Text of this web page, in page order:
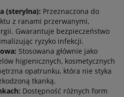
(sterylna): Przeznaczona do
z ranami przerwanymi,
Gwarantuje bezpieczeństwo
ryzyko infekcji.
Stosowana głównie jako
higienicznych, kosmetycznych
opatrunku, która nie styka
tkanką.
Dostępność różnych form